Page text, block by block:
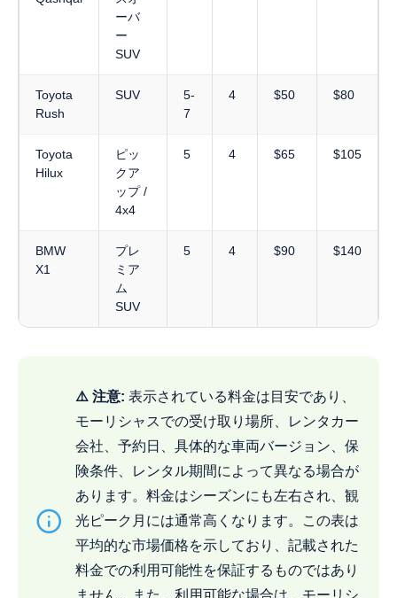
ーバ
ー
SUV
Toyota
Rush
SUV
5-
7
4 $50 $80
Toyota
Hilux
ピッ
クア
ップ /
4x4
5 4 $65 $105
BMW
X1
プレ
ミア
ム
SUV
5 4 $90 $140
⚠️ 注意: 表示されている料金は目安であり、
モーリシャスでの受け取り場所、レンタカー
会社、予約日、具体的な車両バージョン、保
険条件、レンタル期間によって異なる場合が
あります。料金はシーズンにも左右され、観
光ピーク月には通常高くなります。この表は
平均的な市場価格を示しており、記載された
料金での利用可能性を保証するものではあり
ません。また、利用可能な場合は、モーリシ